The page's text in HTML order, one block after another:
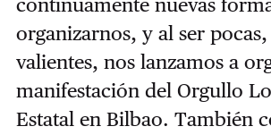
continuamente nuevas
organizarnos, y al ser
valientes, nos lanzamos a
manifestación del Orgullo
Estatal en Bilbao. También